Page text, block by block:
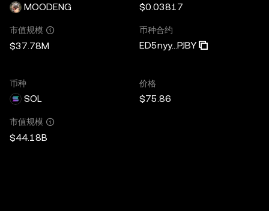
MOODENG $0.03817
市值规模
$37.78M
币种合约
ED5nyy...PJBY
币种
SOL
价格
$75.86
市值规模
$44.18B